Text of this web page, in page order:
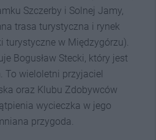
Szczerby i Solnej Jamy,
trasa turystyczna i rynek
turystyczne w Międzygórzu).
Bogusław Stecki, który jest
To wieloletni przyjaciel
oraz Klubu Zdobywców
wycieczka w jego
przygoda.